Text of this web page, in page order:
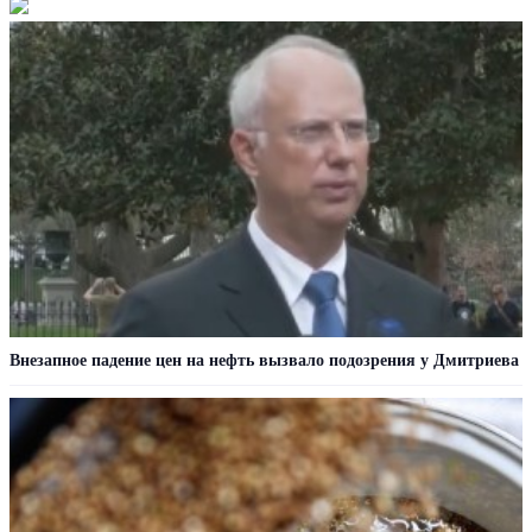
Внезапное падение цен на нефть вызвало подозрения у Дмитриева